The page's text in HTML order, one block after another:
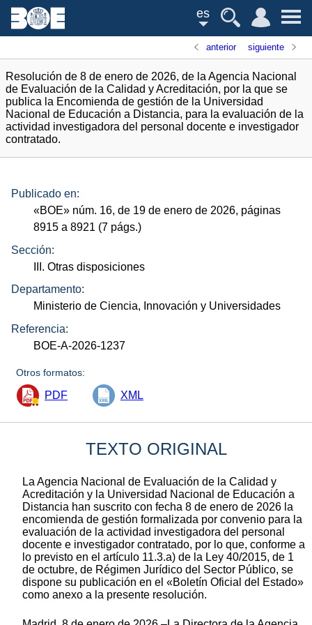
es
anterior siguiente
Resolución de 8 de enero de 2026, de la Agencia Nacional
de Evaluación de la Calidad y Acreditación, por la que se
publica la Encomienda de gestión de la Universidad
Nacional de Educación a Distancia, para la evaluación de la
actividad investigadora del personal docente e investigador
contratado.
Publicado en:
«BOE» núm. 16, de 19 de enero de 2026, páginas
8915 a 8921 (7 págs.)
Sección:
III. Otras disposiciones
Departamento:
Ministerio de Ciencia, Innovación y Universidades
Referencia:
BOE-A-2026-1237
Otros formatos:
PDF XML
TEXTO ORIGINAL
La Agencia Nacional de Evaluación de la Calidad y
Acreditación y la Universidad Nacional de Educación a
Distancia han suscrito con fecha 8 de enero de 2026 la
encomienda de gestión formalizada por convenio para la
evaluación de la actividad investigadora del personal
docente e investigador contratado, por lo que, conforme a
lo previsto en el artículo 11.3.a) de la Ley 40/2015, de 1
de octubre, de Régimen Jurídico del Sector Público, se
dispone su publicación en el «Boletín Oficial del Estado»
como anexo a la presente resolución.